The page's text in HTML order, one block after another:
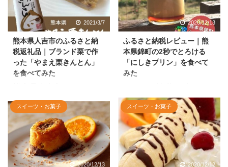
2021/3/7
熊本県人吉市のふるさと納
税返礼品｜ブランド栗で作
った「やまえ栗きんとん」
を食べてみた
納税返礼品「やまえ栗き
んとん」のレビュー記事
です。
2020/12/13
ふるさと納税レビュー｜熊
本県錦町の2秒でとろける
「にしきプリン」を食べて
みた
熊本県錦町の2秒でとろ
ける「にしきプリン」を
食べてみた感想を大公
開！
スイーツ・お菓子
2020/12/13
スイーツ・お菓子
2020/12/12